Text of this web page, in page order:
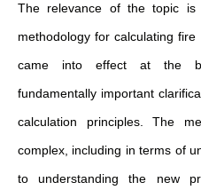
The relevance of the topic
methodology for calculating
came into effect at the
fundamentally important
calculation principles. The
complex, including in terms of
to understanding the new